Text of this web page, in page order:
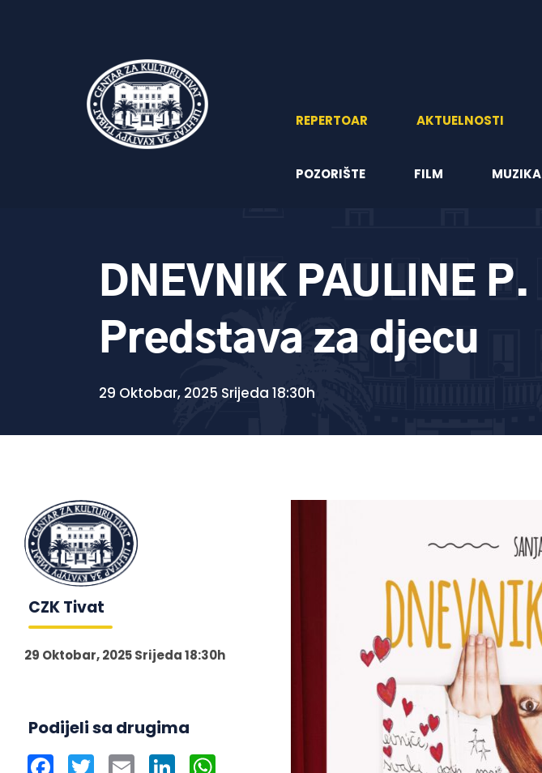
REPERTOAR AKTUELNOSTI
POZORIŠTE FILM MUZIKA
DNEVNIK PAULINE P.
Predstava za djecu
29 Oktobar, 2025 Srijeda 18:30h
CZK Tivat
29 Oktobar, 2025 Srijeda 18:30h
Podijeli sa drugima
Facebook
Twitter Email LinkedIn